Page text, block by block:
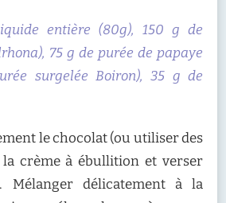
entière (80g), 150 g de
75 g de purée de papaye
surgelée Boiron), 35 g de
le chocolat (ou utiliser des
la crème à ébullition et verser
Mélanger délicatement à la